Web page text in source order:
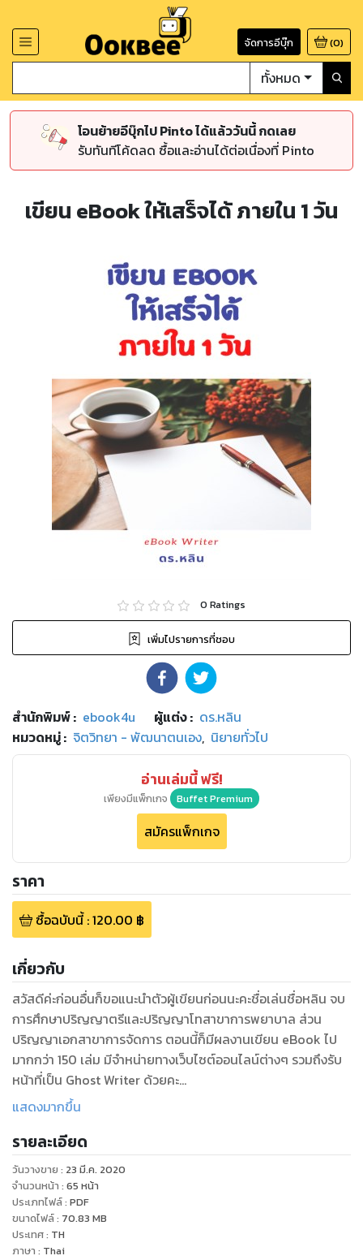
จัดการอีบุ๊ก (0)
ทั้งหมด
โอนย้ายอีบุ๊กไป Pinto ได้แล้ววันนี้ กดเลย
รับทันทีโค้ดลด ซื้อและอ่านได้ต่อเนื่องที่ Pinto
เขียน eBook ให้เสร็จได้ ภายใน 1 วัน
0 Ratings
เพิ่มไปรายการที่ชอบ
สำนักพิมพ์: ebook4u ผู้แต่ง : ดร.หลิน
หมวดหมู่: จิตวิทยา - พัฒนาตนเอง, นิยายทั่วไป
อ่านเล่มนี้ ฟรี!
เพียงมีแพ็กเกจ Buffet Premium
สมัครแพ็กเกจ
ราคา
ซื้อฉบับนี้:120.00 ฿
เกี่ยวกับ
สวัสดีค่ะก่อนอื่นก็ขอแนะนำตัวผู้เขียนก่อนนะคะชื่อเล่นชื่อหลิน จบ
การศึกษาปริญญาตรีและปริญญาโทสาขาการพยาบาล ส่วน
ปริญญาเอกสาขาการจัดการ ตอนนี้ก็มีผลงานเขียน eBook ไป
มากกว่า 150 เล่ม มีจำหน่ายทางเว็บไซต์ออนไลน์ต่างๆ รวมถึงรับ
หน้าที่เป็น Ghost Writer ด้วยคะ
หนังสือเล่มนี้เขียนขึ้นเพื่ออยากจะแนะนำวิธีการเขียนอีบุ๊คให้กับใคร
เลย เราสามารถที่จะเขียนให้เสร็จได้ภายในระยะเวลาอันสั้น ใครที่
สนใจเขียนอีบุ๊ครับรองว่าอ่านหนังสือเล่มนี้แล้วคุณไม่ผิดหวัง
แน่นอน แล้วก็มีแนวทางในการเขียนอีบุ๊คได้อย่างง่าย สะดวก และ
รวดเร็วสามารถเขียนเสร็จได้ภายใน 1 วัน
แสดงมากขึ้น
รายละเอียด
วันวางขาย : 23 มี.ค. 2020
จำนวนหน้า : 65 หน้า
ประเภทไฟล์: PDF
ขนาดไฟล์: 70.83 MB
ประเทศ: TH
ภาษา : Thai